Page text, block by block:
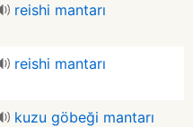
reishi mantarı
reishi mantarı
kuzu göbeği mantarı